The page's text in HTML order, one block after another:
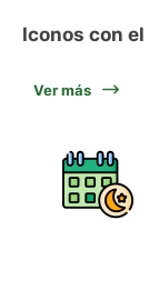
Iconos con
Ver más